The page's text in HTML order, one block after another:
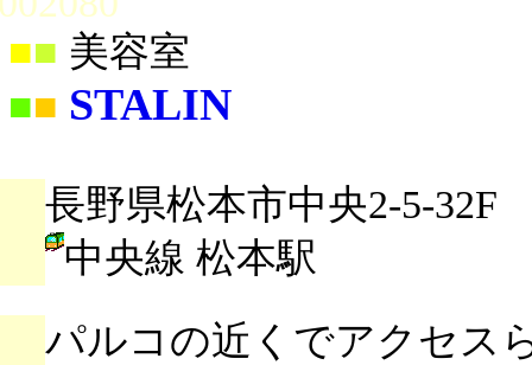
■ 美容室
■■ STALIN
長野県松本市中央2-5-32F
中央線 松本駅
パルコの近くでアクセス